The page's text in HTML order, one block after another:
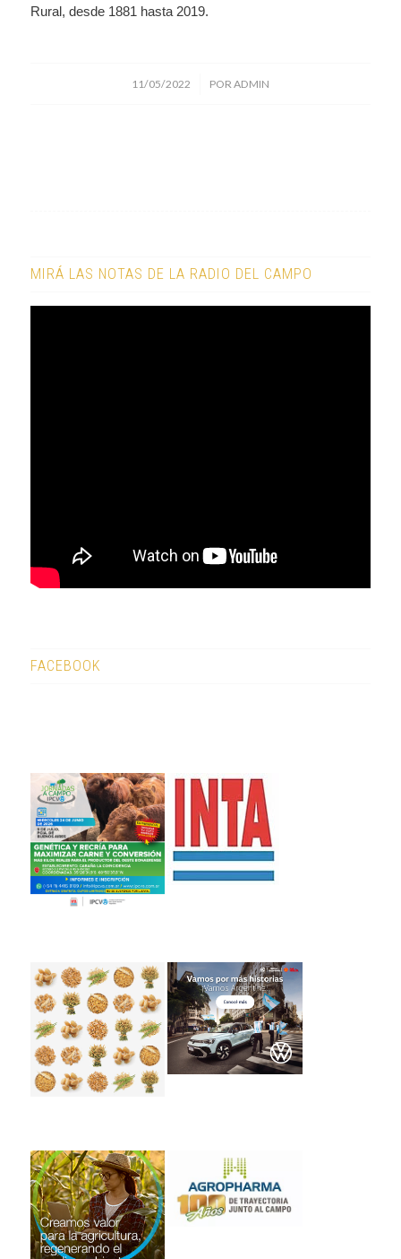
Rural, desde 1881 hasta 2019.
11/05/2022
/ PORADMIN
MIRÁ LAS NOTAS DE LA RADIO DEL CAMPO
FACEBOOK